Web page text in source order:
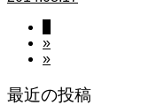
»
»
最近の投稿